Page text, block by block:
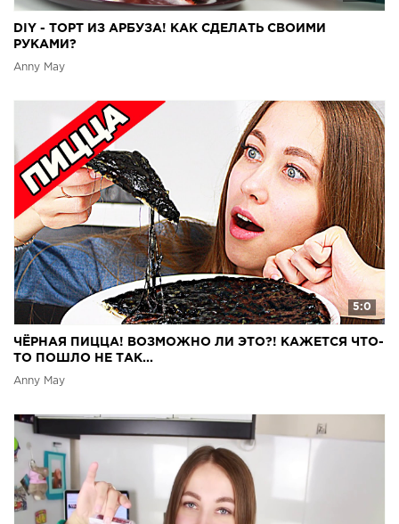
DIY - ТОРТ ИЗ АРБУЗА! КАК СДЕЛАТЬ СВОИМИ
РУКАМИ?
Anny May
5:0
ЧЁРНАЯ ПИЦЦА! ВОЗМОЖНО ЛИ ЭТО?! КАЖЕТСЯ ЧТО-
ТО ПОШЛО НЕ ТАК...
Anny May